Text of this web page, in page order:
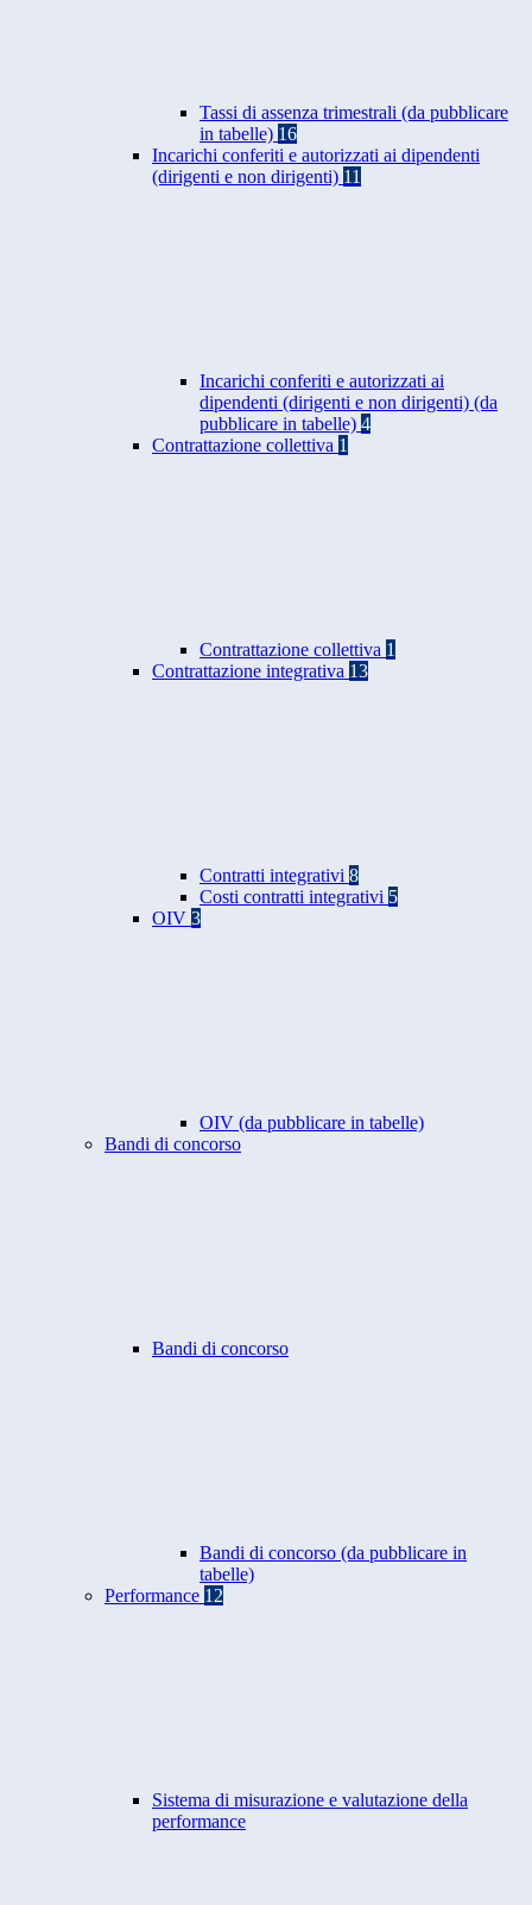
Tassi di assenza trimestrali (da pubblicare
in tabelle) 16
Incarichi conferiti e autorizzati ai dipendenti
(dirigenti e non dirigenti) 11
Incarichi conferiti e autorizzati ai
dipendenti (dirigenti e non dirigenti) (da
pubblicare in tabelle) 4
Contrattazione collettiva 1
Contrattazione collettiva 1
Contrattazione integrativa 13
Contratti integrativi 8
Costi contratti integrativi 5
OIV 3
OIV (da pubblicare in tabelle)
Bandi di concorso
Bandi di concorso
Bandi di concorso (da pubblicare in
tabelle)
Performance 12
Sistema di misurazione e valutazione della
performance